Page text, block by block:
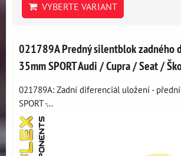
VYBERTE VARIANT
021789A Predný silentblok zadného
35mm SPORT Audi / Cupra / Seat /
021789A: Zadní diferenciál uložení -
SPORT -...